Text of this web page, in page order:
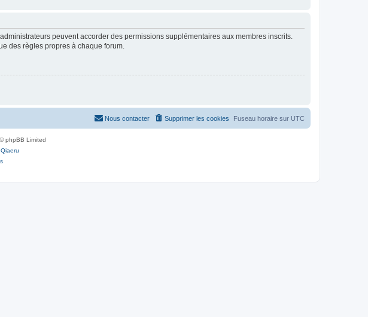
peuvent accorder des permissions supplémentaires aux membres inscrits.
des règles propres à chaque forum.
Fuseau horaire sur UTC
Supprimer les cookies
Nous contacter
phpBB Limited
Qiaeru